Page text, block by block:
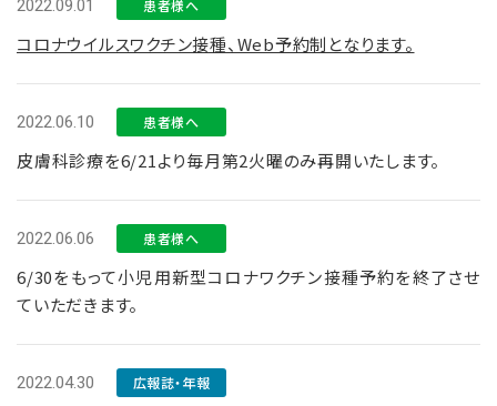
2022.09.01 患者様へ
コロナウイルスワクチン接種、Web予約制となります。
2022.06.10 患者様へ
皮膚科診療を6/21より毎月第2火曜のみ再開いたします。
2022.06.06 患者様へ
6/30をもって小児用新型コロナワクチン接種予約を終了させ
ていただきます。
2022.04.30 広報誌・年報